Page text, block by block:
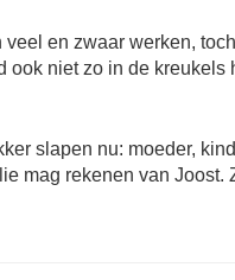
en zwaar werken,
ook niet zo in de
slapen nu: moeder,
mag rekenen van